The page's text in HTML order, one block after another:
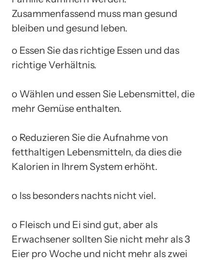
Zusammenfassend muss man gesund
bleiben und gesund leben.
o Essen Sie das richtige Essen und das
richtige Verhältnis.
o Wählen und essen Sie Lebensmittel, die
mehr Gemüse enthalten.
o Reduzieren Sie die Aufnahme von
fetthaltigen Lebensmitteln, da dies die
Kalorien in Ihrem System erhöht.
o Iss besonders nachts nicht viel.
o Fleisch und Ei sind gut, aber als
Erwachsener sollten Sie nicht mehr als 3
Eier pro Woche und nicht mehr als zwei